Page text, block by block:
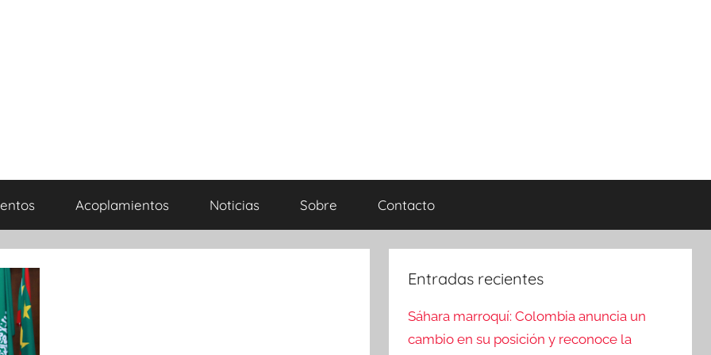
Acoplamientos Noticias Sobre Contacto
Entradas recientes
Sáhara marroquí: Colombia anuncia un
cambio en su posición y reconoce la